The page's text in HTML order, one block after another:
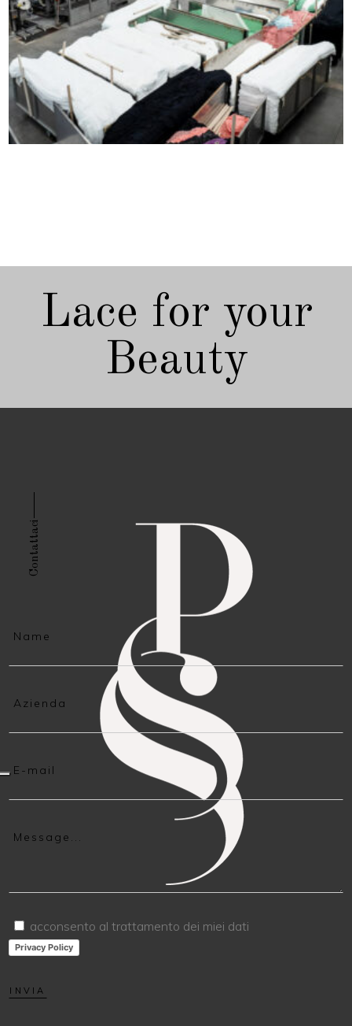
Contattaci
acconsento al trattamento dei miei dati
Privacy Policy